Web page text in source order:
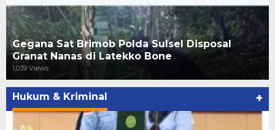
Gegana Sat Brimob Polda Sulsel Disposal
Granat Nanas di Latekko Bone
1,039 Views
Hukum & Kriminal +